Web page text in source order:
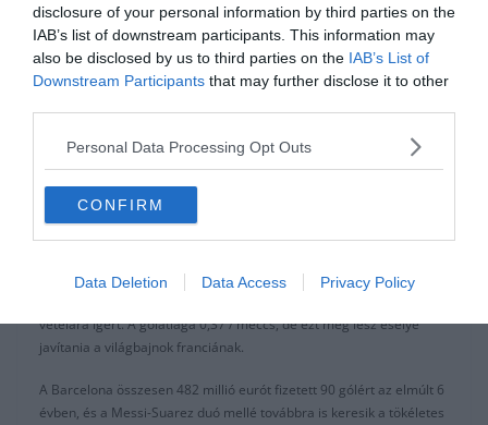
disclosure of your personal information by third parties on the
IAB’s list of downstream participants. This information may
also be disclosed by us to third parties on the IAB’s List of
Downstream Participants that may further disclose it to other
Personal Data Processing Opt Outs
CONFIRM
Data Deletion Data Access Privacy Policy
kirándulás katasztrofális véget ért. Malcom és Kevin-Prince
Boateng hasonló sorsra jutott, bár az értük fizetett összeg
jelentősen kevesebb volt, így egyszerűbb is volt lenyelni a rossz
teljesítményüket.
anyagi kárt okozó fiaskóknak bizonyultak a Barcelona
történelmében. Összesen 225 milliót dobott ki a klub a két
játékosért az ablakon. Coutinho azóta már megjárta a Bayern
Münchent is, de a kölcsönszerződése lejártával onnan is távoznia
kell majd. Dembele pedig többet volt sérült eddig, mint egészséges.
vételára ígért. A gólátlaga 0,37 / meccs, de ezt még lesz esélye
javítania a világbajnok franciának.
A Barcelona összesen 482 millió eurót fizetett 90 gólért az elmúlt 6
évben, és a Messi-Suarez duó mellé továbbra is keresik a tökéletes